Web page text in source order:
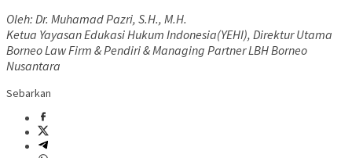
Oleh: Dr. Muhamad Pazri, S.H., M.H.
Ketua Yayasan Edukasi Hukum Indonesia(YEHI), Direktur Utama
Borneo Law Firm & Pendiri & Managing Partner LBH Borneo
Nusantara
Sebarkan